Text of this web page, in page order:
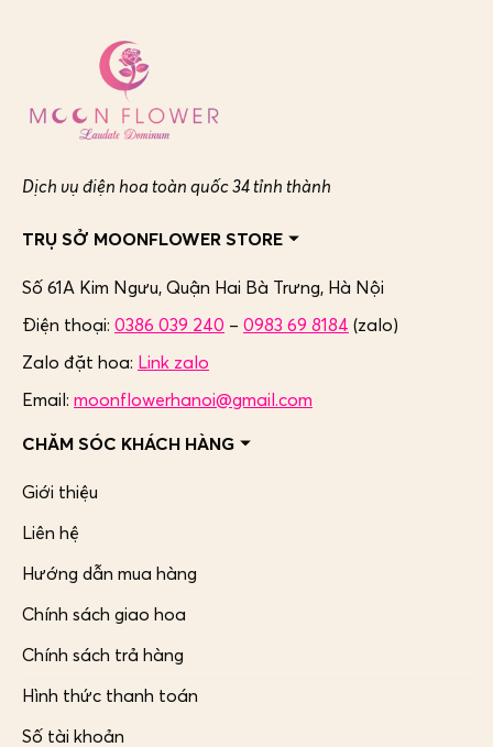
Dịch vụ điện hoa toàn quốc 34 tỉnh thành
TRỤ SỞ MOONFLOWER STORE
Số 61A Kim Ngưu, Quận Hai Bà Trưng, Hà Nội
Điện thoại: 0386 039 240 – 0983 69 8184 (zalo)
Zalo đặt hoa: Link zalo
Email: moonflowerhanoi@gmail.com
CHĂM SÓC KHÁCH HÀNG
Giới thiệu
Liên hệ
Hướng dẫn mua hàng
Chính sách giao hoa
Chính sách trả hàng
Hình thức thanh toán
Số tài khoản